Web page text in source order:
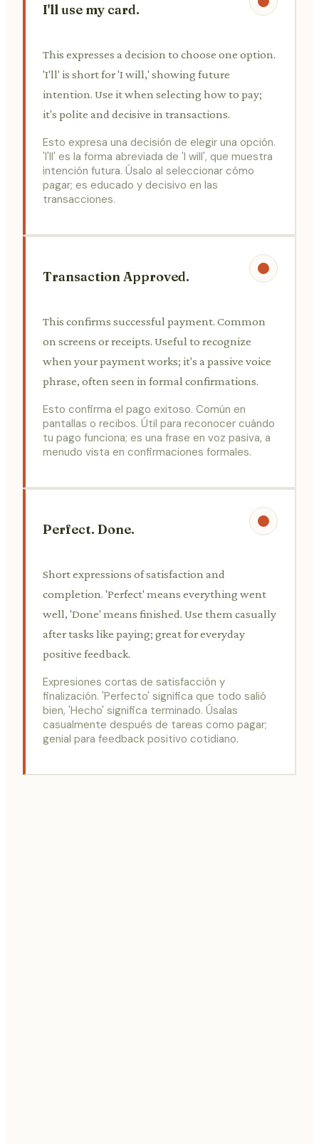
I'll use my card.
This expresses a decision to choose one option.
'I'll' is short for 'I will,' showing future
intention. Use it when selecting how to pay;
it's polite and decisive in transactions.
Esto expresa una decisión de elegir una opción.
'I'll' es la forma abreviada de 'I will', que muestra
intención futura. Úsalo al seleccionar cómo
pagar; es educado y decisivo en las
transacciones.
Transaction Approved.
This confirms successful payment. Common
on screens or receipts. Useful to recognize
when your payment works; it's a passive voice
phrase, often seen in formal confirmations.
Esto confirma el pago exitoso. Común en
pantallas o recibos. Útil para reconocer cuándo
tu pago funciona; es una frase en voz pasiva, a
menudo vista en confirmaciones formales.
Perfect. Done.
Short expressions of satisfaction and
completion. 'Perfect' means everything went
well, 'Done' means finished. Use them casually
after tasks like paying; great for everyday
positive feedback.
Expresiones cortas de satisfacción y
finalización. 'Perfecto' significa que todo salió
bien, 'Hecho' significa terminado. Úsalas
casualmente después de tareas como pagar;
genial para feedback positivo cotidiano.